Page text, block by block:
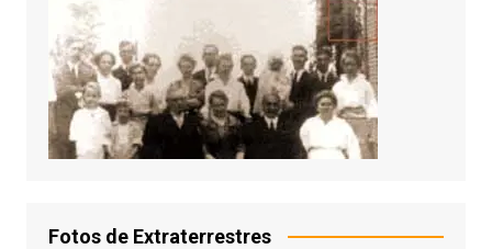
Fotos de Extraterrestres